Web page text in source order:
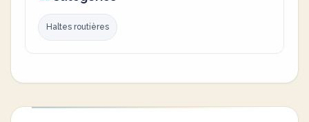
Haltes routières